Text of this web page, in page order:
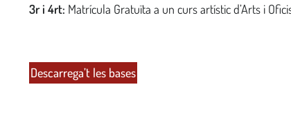
3r i 4rt: Matrícula Gratuïta a un curs artístic d’Arts i
Descarrega’t les bases